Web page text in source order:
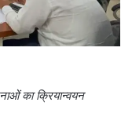
का क्रियान्वयन